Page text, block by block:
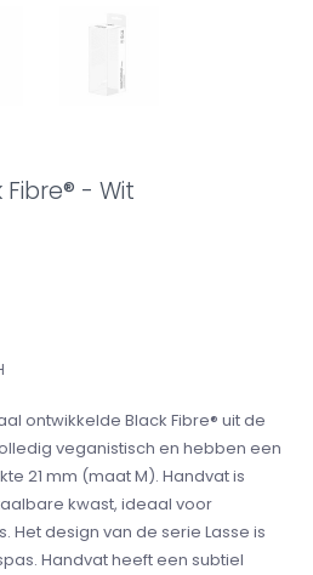
- Wit
ontwikkelde Black Fibre® uit de
veganistisch en hebben een
21 mm (maat M). Handvat is
kwast, ideaal voor
design van de serie Lasse is
Handvat heeft een subtiel